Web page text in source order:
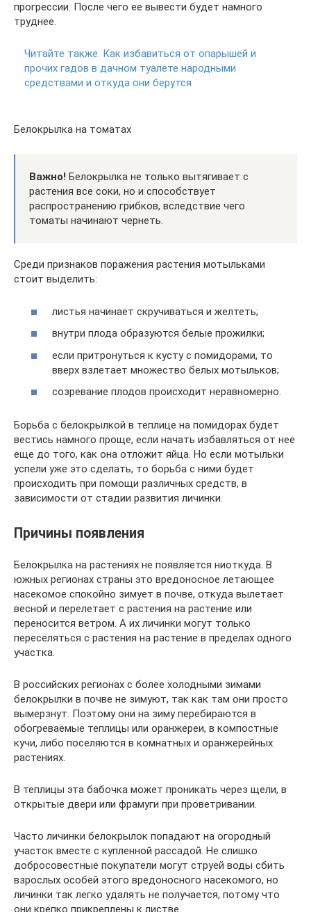
прогрессии. После чего ее вывести будет намного
труднее.
Читайте также: Как избавиться от опарышей и
прочих гадов в дачном туалете народными
средствами и откуда они берутся
Белокрылка на томатах
Важно! Белокрылка не только вытягивает с
растения все соки, но и способствует
распространению грибков, вследствие чего
томаты начинают чернеть.
Среди признаков поражения растения мотыльками
стоит выделить:
листья начинает скручиваться и желтеть;
внутри плода образуются белые прожилки;
если притронуться к кусту с помидорами, то
вверх взлетает множество белых мотыльков;
созревание плодов происходит неравномерно.
Борьба с белокрылкой в теплице на помидорах будет
вестись намного проще, если начать избавляться от нее
еще до того, как она отложит яйца. Но если мотыльки
успели уже это сделать, то борьба с ними будет
происходить при помощи различных средств, в
зависимости от стадии развития личинки.
Причины появления
Белокрылка на растениях не появляется ниоткуда. В
южных регионах страны это вредоносное летающее
насекомое спокойно зимует в почве, откуда вылетает
весной и перелетает с растения на растение или
переносится ветром. А их личинки могут только
переселяться с растения на растение в пределах одного
участка.
В российских регионах с более холодными зимами
белокрылки в почве не зимуют, так как там они просто
вымерзнут. Поэтому они на зиму перебираются в
обогреваемые теплицы или оранжереи, в компостные
кучи, либо поселяются в комнатных и оранжерейных
растениях.
В теплицы эта бабочка может проникать через щели, в
открытые двери или фрамуги при проветривании.
Часто личинки белокрылок попадают на огородный
участок вместе с купленной рассадой. Не слишко
добросовестные покупатели могут струей воды сбить
взрослых особей этого вредоносного насекомого, но
личинки так легко удалять не получается, потому что
они крепко прикреплены к листве.